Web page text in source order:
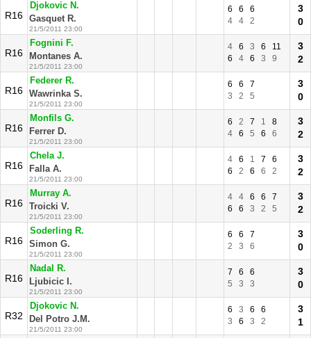
R16
Djokovic N.
Gasquet R.
21/5/2011 23:00
6 6
6
4
4 2
3
0
R16
Fognini F.
Montanes A.
21/5/2011 23:00
4 6 3 6
11
6
4 6 3 9
3
2
R16
Federer R.
Wawrinka S.
21/5/2011 23:00
6 6
7
3
2 5
3
0
R16
Monfils G.
Ferrer D.
21/5/2011 23:00
6 2 7 1
8
4
6 5 6 6
3
2
R16
Chela J.
Falla A.
21/5/2011 23:00
4 6 1 7
6
6
2 6 6 2
3
2
R16
Murray A.
Troicki V.
21/5/2011 23:00
4 4 6 6
7
6
6 3 2 5
3
2
R16
Soderling R.
Simon G.
21/5/2011 23:00
6 6
7
2
3 6
3
0
R16
Nadal R.
Ljubicic I.
21/5/2011 23:00
7 6
6
5
3 3
3
0
R32
Djokovic N.
Del Potro J.M.
21/5/2011 23:00
6 3 6
6
3
6 3 2
3
1